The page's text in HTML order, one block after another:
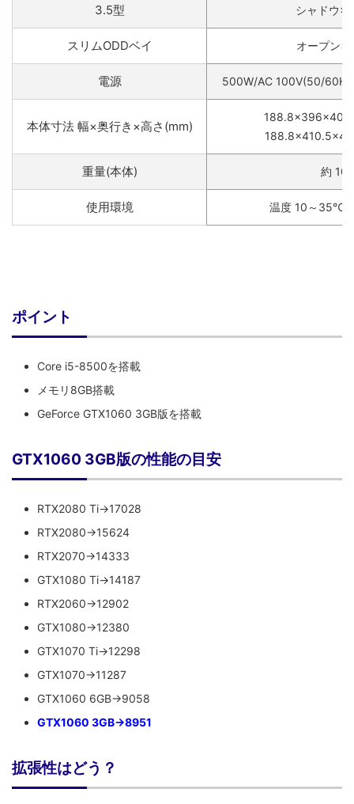
3.5型 シャドウ
スリムODDベイ オープン
電源 500W/AC 100V(50/
本体寸法 幅×奥行き×高さ(mm)
188.8×396×400
重量(本体) 約
使用環境 温度 10～35℃
ポイント
Core i5-8500を搭載
メモリ8GB搭載
GeForce GTX1060 3GB版を搭載
GTX1060 3GB版の性能の目安
RTX2080 Ti→17028
RTX2080→15624
RTX2070→14333
GTX1080 Ti→14187
RTX2060→12902
GTX1080→12380
GTX1070 Ti→12298
GTX1070→11287
GTX1060 6GB→9058
GTX1060 3GB→8951
拡張性はどう？